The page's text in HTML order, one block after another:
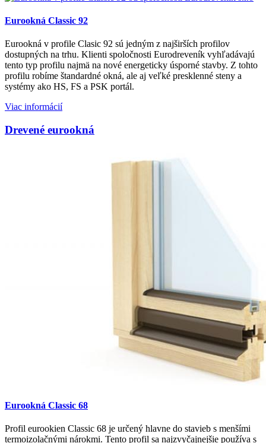
Eurookná Classic 92
Eurookná v profile Clasic 92 sú jedným z najširších profilov
dostupných na trhu. Klienti spoločnosti Eurodreveník vyhľadávajú
tento typ profilu najmä na nové energeticky úsporné stavby. Z tohto
profilu robíme štandardné okná, ale aj veľké presklenné steny a
systémy ako HS, FS a PSK portál.
Viac informácií
Drevené eurookná
Eurookná Classic 68
Profil eurookien Classic 68 je určený hlavne do stavieb s menšími
termoizolačnými nárokmi. Tento profil sa najzvyčajnejšie používa s